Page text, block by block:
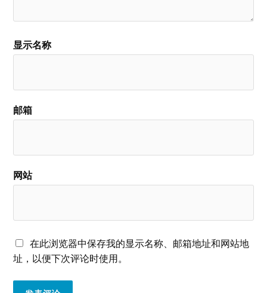
显示名称
邮箱
网站
在此浏览器中保存我的显示名称、邮箱地址和网站地
址，以便下次评论时使用。